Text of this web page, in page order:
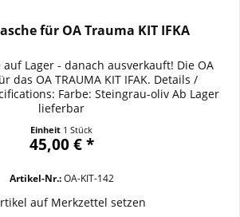
für OA Trauma KIT IFKA
Lager - danach ausverkauft! Die OA
das OA TRAUMA KIT IFAK. Details /
Farbe: Steingrau-oliv Ab Lager
lieferbar
Einheit 1 Stück
45,00 € *
Artikel-Nr.:OA-KIT-142
auf Merkzettel setzen